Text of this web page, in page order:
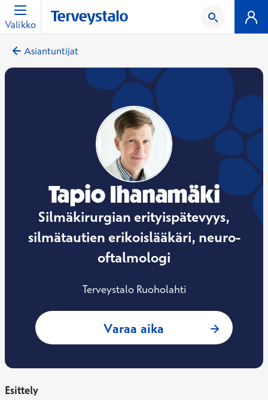
Valikko
Asiantuntijat
Tapio Ihanamäki
Silmäkirurgian erityispätevyys,
silmätautien erikoislääkäri, neuro-
oftalmologi
Terveystalo Ruoholahti
Varaa aika : Tapio
Esittely